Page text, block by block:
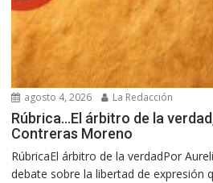
agosto 4, 2026 La Redacción
Rúbrica…El árbitro de la
Contreras Moreno
RúbricaEl árbitro de la verdadPor
debate sobre la libertad de expresión